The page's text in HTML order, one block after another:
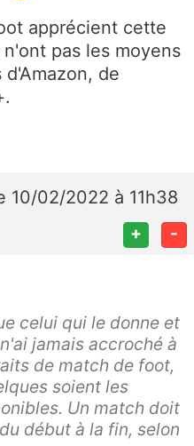
apprécient cette
pas les moyens
de
10/02/2022 à 11h38
+ -
celui qui le donne et
jamais accroché à
de match de foot,
soient les
Un match doit
début à la fin, selon